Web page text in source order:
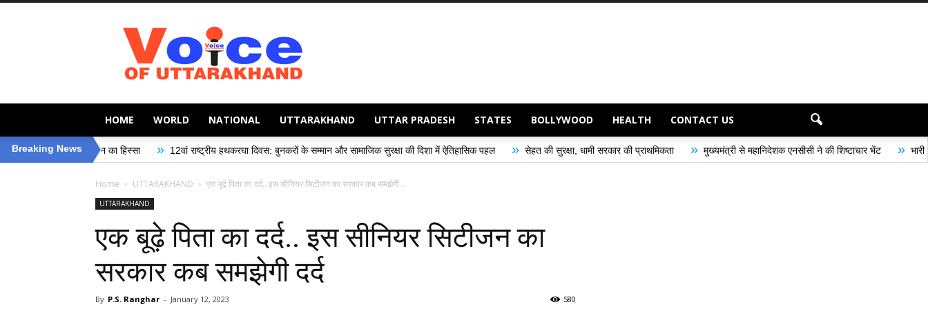
Voice
of
Uttarakhand
HOME WORLD NATIONAL UTTARAKHAND UTTAR PRADESH STATES BOLLYWOOD HEALTH CONTACT US
Breaking News
का हिस्सा » 12वां राष्ट्रीय हथकरघा दिवस: बुनकरों के सम्मान और सामाजिक सुरक्षा की दिशा में ऐतिहासिक पहल » सेहत की सुरक्षा, धामी सरकार की प्राथमिकता » मुख्यमंत्री से महानिदेशक एनसीसी ने की शिष्टाचार भेंट » भारी से बहुत भारी वर्षा की
Home UTTARAKHAND एक बूढ़े पिता का दर्द.. इस सीनियर सिटीजन का सरकार कब समझेगी...
UTTARAKHAND
एक बूढ़े पिता का दर्द.. इस सीनियर सिटीजन का
सरकार कब समझेगी दर्द
By P.S. Ranghar - January 12, 2023 580